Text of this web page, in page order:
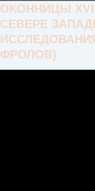
ОКОННИЦЫ
СЕВЕРЕ
ФРОЛОВ)